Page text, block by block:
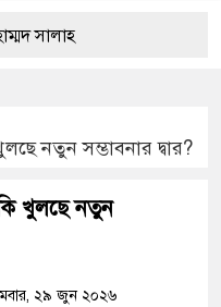
সালাহ
করে
নতুন সম্ভাবনার দ্বার?
কি খুলছে নতুন
২৯ জুন ২০২৬